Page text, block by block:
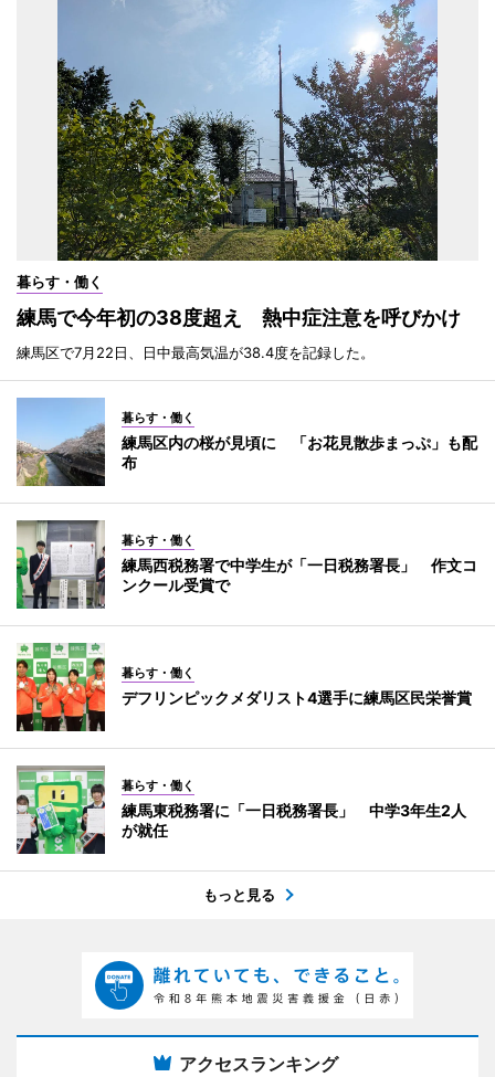
暮らす・働く
練馬で今年初の38度超え 熱中症注意を呼びかけ
練馬区で7月22日、日中最高気温が38.4度を記録した。
暮らす・働く
練馬区内の桜が見頃に 「お花見散歩まっぷ」も配
布
暮らす・働く
練馬西税務署で中学生が「一日税務署長」 作文コ
ンクール受賞で
暮らす・働く
デフリンピックメダリスト4選手に練馬区民栄誉賞
暮らす・働く
練馬東税務署に「一日税務署長」 中学3年生2人
が就任
もっと見る
アクセスランキング